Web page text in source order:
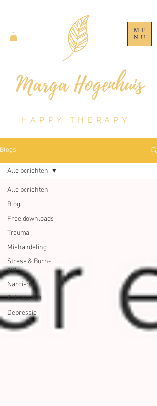
ME
NU
HAPPY THERAPY
Blogs
Alle berichten
Blog
Free downloads
Trauma
Mishandeling
Stress & Burn-
out
Narcisme
Spiritualiteit
Depressie
Alle berichten